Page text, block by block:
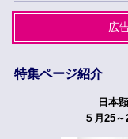
広
特集ページ紹介
日本
５月25